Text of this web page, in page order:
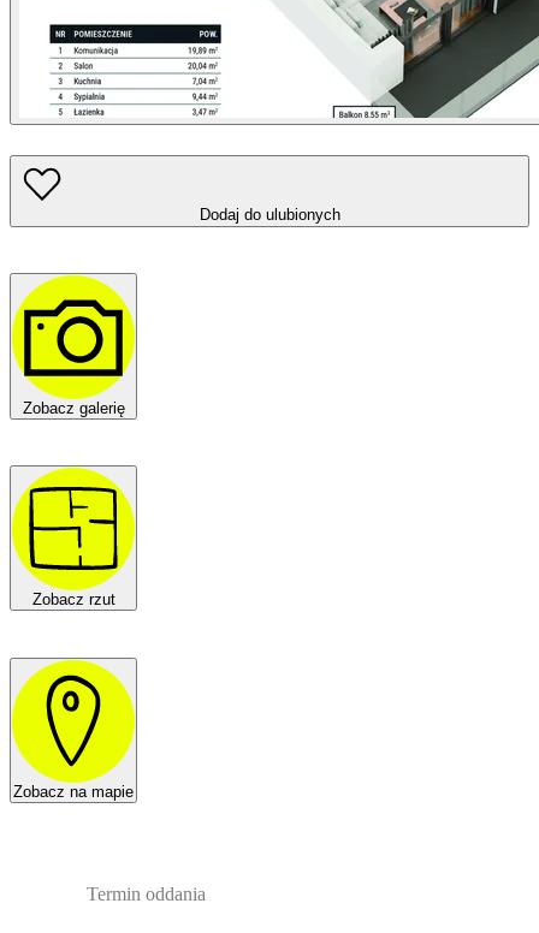
Dodaj do ulubionych
Zobacz galerię
Zobacz rzut
Zobacz na mapie
Termin oddania